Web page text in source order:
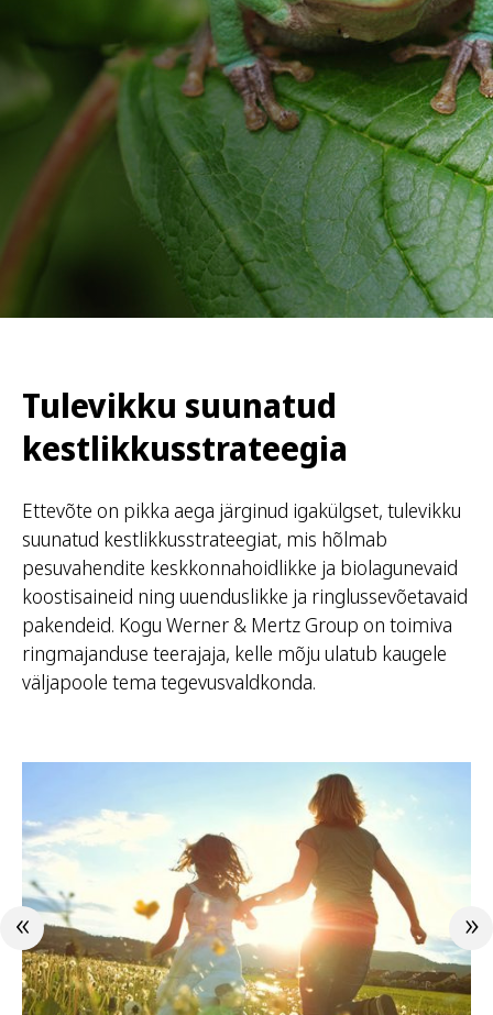
Tulevikku suunatud
kestlikkusstrateegia
Ettevõte on pikka aega järginud igakülgset, tulevikku
suunatud kestlikkusstrateegiat, mis hõlmab
pesuvahendite keskkonnahoidlikke ja biolagunevaid
koostisaineid ning uuenduslikke ja ringlussevõetavaid
pakendeid. Kogu Werner & Mertz Group on toimiva
ringmajanduse teerajaja, kelle mõju ulatub kaugele
väljapoole tema tegevusvaldkonda.